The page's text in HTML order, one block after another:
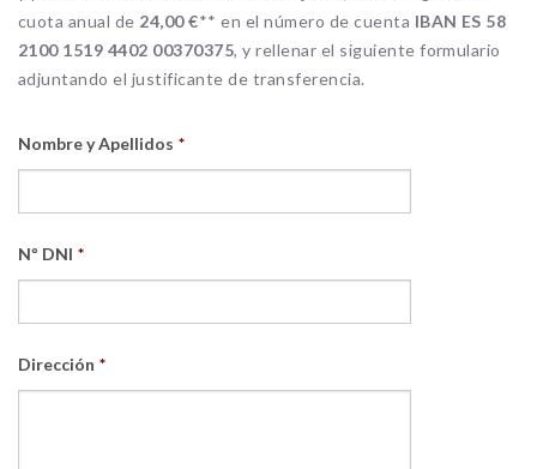
cuota anual de 24,00 €** en el número de cuenta IBAN ES 58
2100 1519 4402 00370375, y rellenar el siguiente formulario
adjuntando el justificante de transferencia.
Nombre y Apellidos *
Nº DNI *
Dirección *